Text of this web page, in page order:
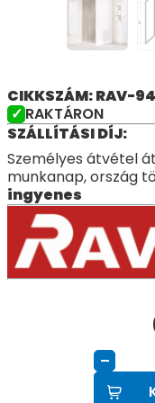
CIKKSZÁM: RAV-
RAKTÁRON
SZÁLLÍTÁSI DÍJ:
Személyes átvétel
munkanap, ország
ingyenes
–